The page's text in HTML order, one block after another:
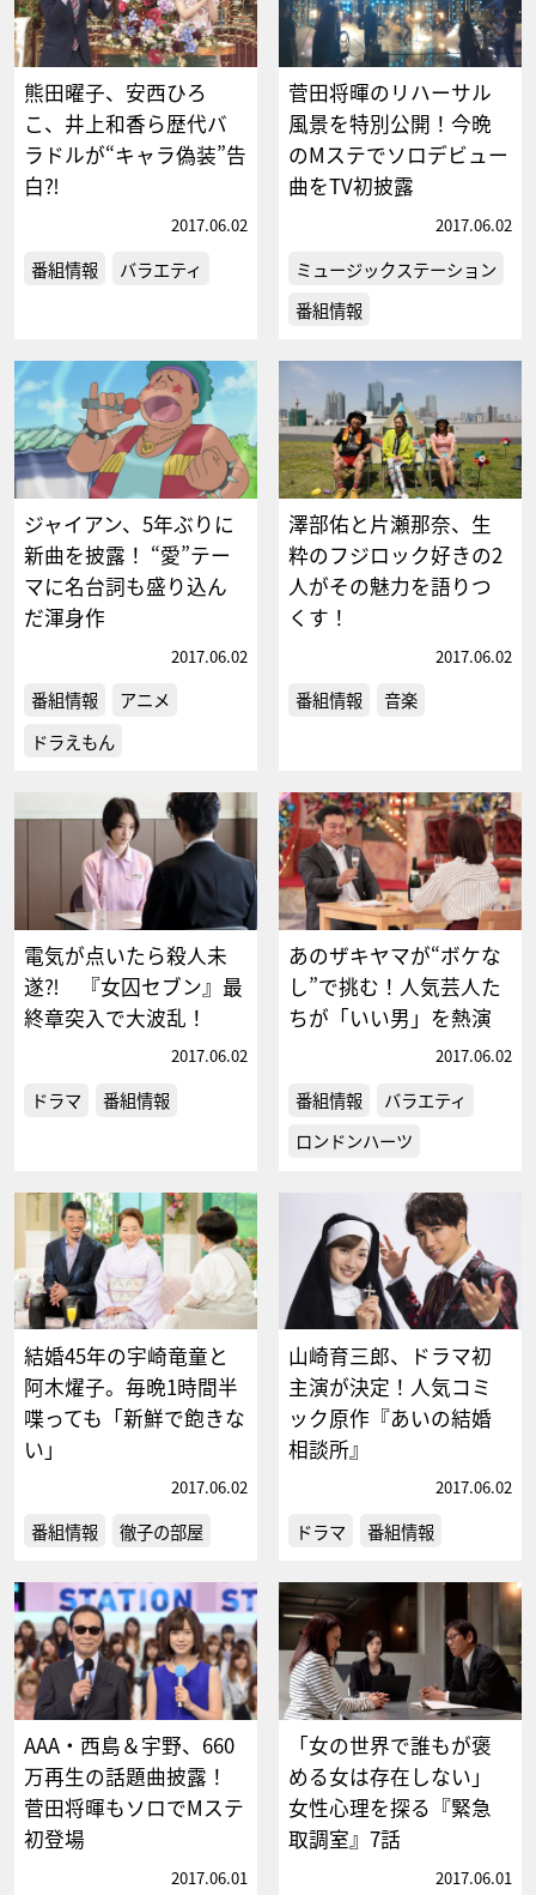
熊田曜子、安西ひろ
こ、井上和香ら歴代バ
ラドルが“キャラ偽装”告
白⁈
2017.06.02
番組情報 バラエティ
菅田将暉のリハーサル
風景を特別公開！今晩
のMステでソロデビュー
曲をTV初披露
2017.06.02
ミュージックステーション
番組情報
ジャイアン、5年ぶりに
新曲を披露！ “愛”テー
マに名台詞も盛り込ん
だ渾身作
2017.06.02
番組情報
アニメ
ドラえもん
澤部佑と片瀬那奈、生
粋のフジロック好きの2
人がその魅力を語りつ
くす！
2017.06.02
番組情報 音楽
電気が点いたら殺人未
遂⁈ 『女囚セブン』最
終章突入で大波乱！
2017.06.02
ドラマ 番組情報
あのザキヤマが“ボケな
し”で挑む！人気芸人た
ちが「いい男」を熱演
2017.06.02
番組情報
バラエティ
ロンドンハーツ
結婚45年の宇崎竜童と
阿木燿子。毎晩1時間半
喋っても「新鮮で飽きな
い」
2017.06.02
番組情報 徹子の部屋
山崎育三郎、ドラマ初
主演が決定！人気コミ
ック原作『あいの結婚
相談所』
2017.06.02
ドラマ 番組情報
AAA・西島＆宇野、660
万再生の話題曲披露！
菅田将暉もソロでMステ
初登場
2017.06.01
「女の世界で誰もが褒
める女は存在しない」
女性心理を探る『緊急
取調室』7話
2017.06.01